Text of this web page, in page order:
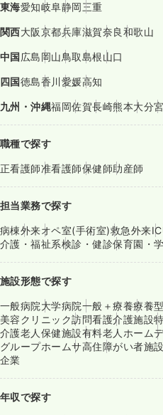
東海愛知岐阜静岡三重
関西大阪京都兵庫滋賀奈良和歌山
中国広島岡山鳥取島根山口
四国徳島香川愛媛高知
九州・沖縄福岡佐賀長崎熊本大分
職種で探す
正看護師准看護師保健師助産師
担当業務で探す
病棟外来オペ室(手術室)救急外来
介護・福祉系検診・健診保育園・
施設形態で探す
一般病院大学病院一般＋療養療養
美容クリニック訪問看護介護施設
介護老人保健施設有料老人ホーム
グループホームサ高住障がい者施設
企業
年収で探す